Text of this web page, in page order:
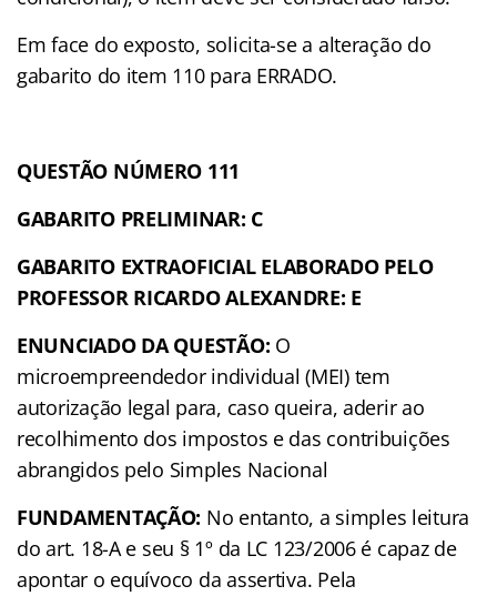
Em face do exposto, solicita-se a alteração do
gabarito do item 110 para ERRADO.
QUESTÃO NÚMERO 111
GABARITO PRELIMINAR: C
GABARITO EXTRAOFICIAL ELABORADO PELO
PROFESSOR RICARDO ALEXANDRE: E
ENUNCIADO DA QUESTÃO: O
microempreendedor individual (MEI) tem
autorização legal para, caso queira, aderir ao
recolhimento dos impostos e das contribuições
abrangidos pelo Simples Nacional
FUNDAMENTAÇÃO: No entanto, a simples leitura
do art. 18-A e seu § 1º da LC 123/2006 é capaz de
apontar o equívoco da assertiva. Pela